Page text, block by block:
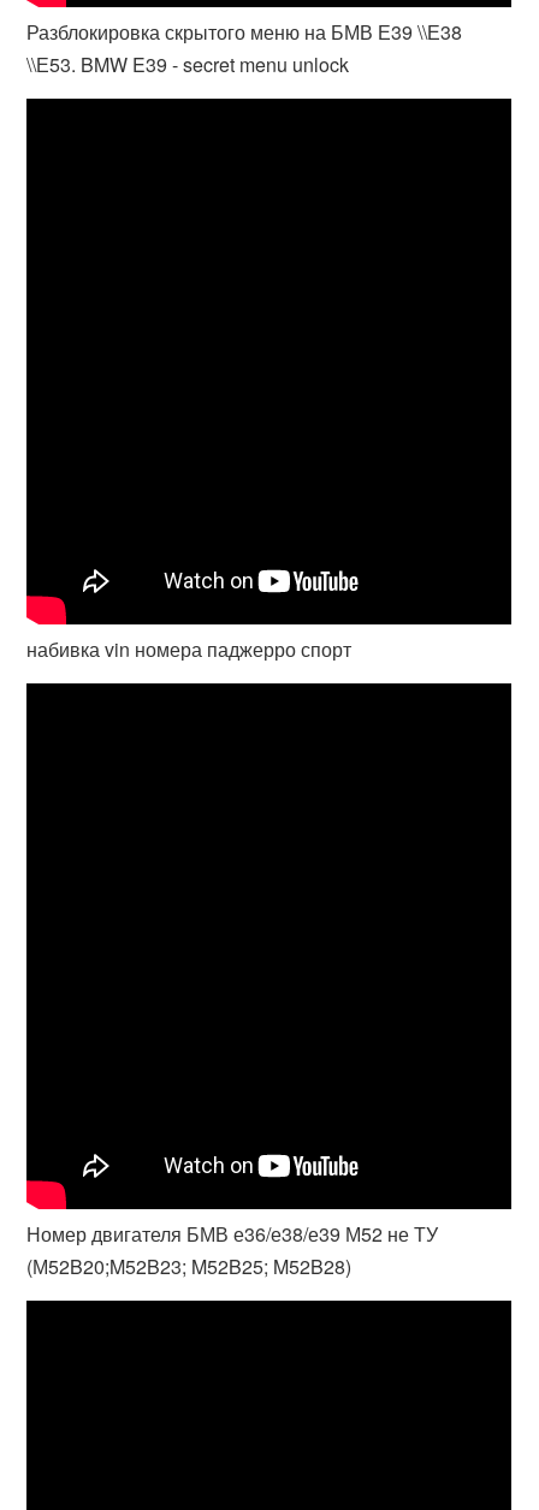
Разблокировка скрытого меню на БМВ Е39 \\Е38
\\Е53. BMW E39 - secret menu unlock
набивка vin номера паджерро спорт
Номер двигателя БМВ е36/е38/е39 М52 не ТУ
(М52B20;M52B23; M52B25; M52B28)